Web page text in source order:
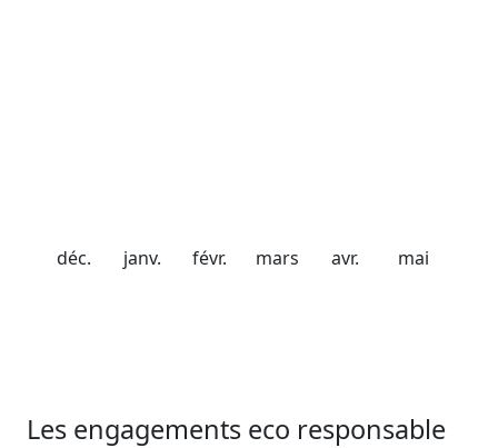
déc. janv. févr. mars avr. mai
Les engagements eco responsable